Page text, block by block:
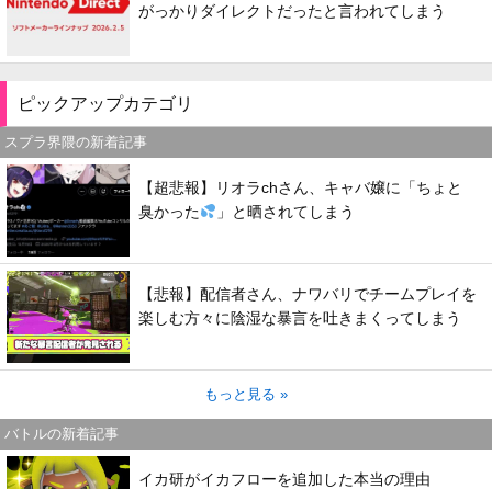
がっかりダイレクトだったと言われてしまう
ピックアップカテゴリ
スプラ界隈の新着記事
【超悲報】リオラchさん、キャバ嬢に「ちょと
臭かった
」と晒されてしまう
【悲報】配信者さん、ナワバリでチームプレイを
楽しむ方々に陰湿な暴言を吐きまくってしまう
もっと見る »
バトルの新着記事
イカ研がイカフローを追加した本当の理由